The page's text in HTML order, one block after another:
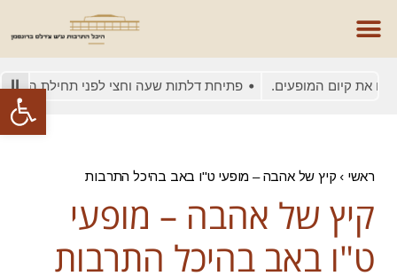
פתח את קיום המופעים. פתיחת דלתות שעה וחצי לפני תחילת המופע
ראשי › קיץ של אהבה – מופעי ט"ו באב בהיכל התרבות
קיץ של אהבה – מופעי
ט"ו באב בהיכל התרבות